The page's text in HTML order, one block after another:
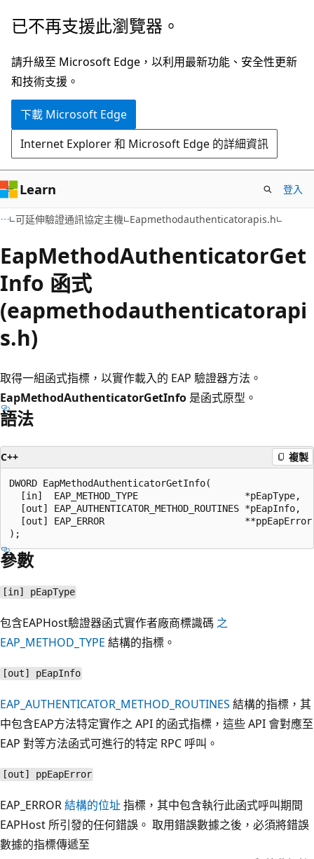
跳
主
要
內
已不再支援此瀏覽器。
請升級至 Microsoft Edge，以利用最新功能、安全性更新
和技術支援。
下載 Microsoft Edge
Internet Explorer 和 Microsoft Edge 的詳細資訊
Learn 登入
可延伸驗證通訊協定主機 Eapmethodauthenticatorapis.h
EapMethodAuthenticatorGet
Info 函式
(eapmethodauthenticatorapi
s.h)
取得一組函式指標，以實作載入的 EAP 驗證器方法。
EapMethodAuthenticatorGetInfo 是函式原型。
語法
C++ 複製
DWORD EapMethodAuthenticatorGetInfo(
  [in]  EAP_METHOD_TYPE                   *pEapType,
  [out] EAP_AUTHENTICATOR_METHOD_ROUTINES *pEapInfo,
  [out] EAP_ERROR                         **ppEapError
參數
[in] pEapType
包含EAPHost驗證器函式實作者廠商標識碼 之
EAP_METHOD_TYPE 結構的指標。
[out] pEapInfo
EAP_AUTHENTICATOR_METHOD_ROUTINES 結構的指標，其
中包含EAP方法特定實作之 API 的函式指標，這些 API 會對應至
EAP 對等方法函式可進行的特定 RPC 呼叫。
[out] ppEapError
EAP_ERROR結構的位址指標，其中包含執行此函式呼叫期間
EAPHost 所引發的任何錯誤。 取用錯誤數據之後，必須將錯誤
數據的指標傳遞至